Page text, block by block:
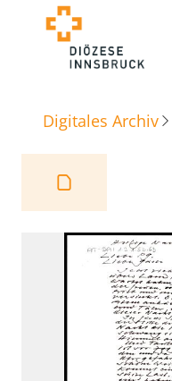
Digitales Archiv